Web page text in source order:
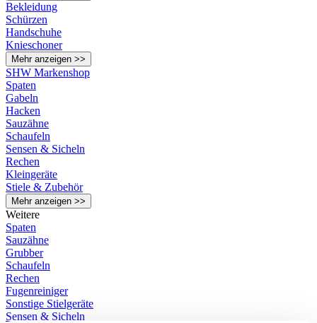
Bekleidung
Schürzen
Handschuhe
Knieschoner
Mehr anzeigen >>
SHW Markenshop
Spaten
Gabeln
Hacken
Sauzähne
Schaufeln
Sensen & Sicheln
Rechen
Kleingeräte
Stiele & Zubehör
Mehr anzeigen >>
Weitere
Spaten
Sauzähne
Grubber
Schaufeln
Rechen
Fugenreiniger
Sonstige Stielgeräte
Sensen & Sicheln